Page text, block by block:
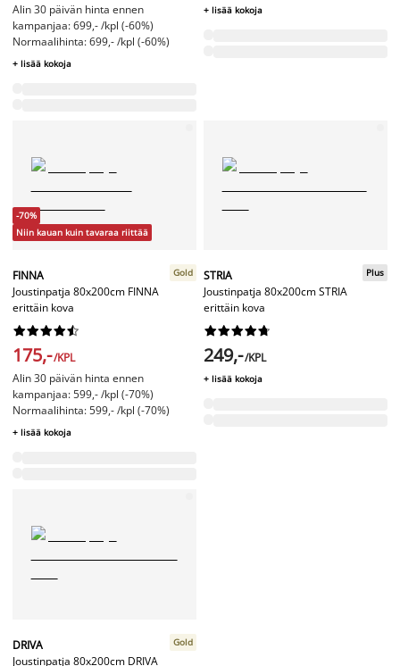
Alin 30 päivän hinta ennen
kampanjaa: 699,- /kpl (-60%)
Normaalihinta: 699,- /kpl (-60%)
+ lisää kokoja
+ lisää kokoja
-70%
Niin kauan kuin tavaraa riittää
FINNA
Joustinpatja 80x200cm FINNA
erittäin kova
Gold






175,-/KPL
Alin 30 päivän hinta ennen
kampanjaa: 599,- /kpl (-70%)
Normaalihinta: 599,- /kpl (-70%)
+ lisää kokoja
STRIA
Joustinpatja 80x200cm STRIA
erittäin kova
Plus






249,-/KPL
+ lisää kokoja
DRIVA
Joustinpatja 80x200cm DRIVA
Gold